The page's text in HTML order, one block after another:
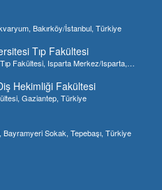
Bakırköy/İstanbul, Türkiye
Tıp Fakültesi
Fakültesi, Isparta Merkez/Isparta,
Hekimliği Fakültesi
Gaziantep, Türkiye
Sokak, Tepebaşı, Türkiye